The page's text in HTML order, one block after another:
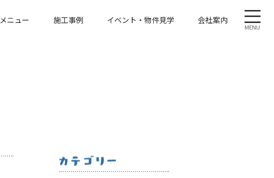
MENU
ニュー 施工事例 イベント・物件見学 会社案内